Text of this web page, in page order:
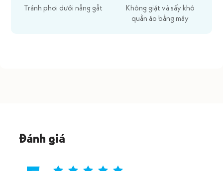
Tránh phơi dưới nắng gắt
Không giặt và sấy khô
quần áo bằng máy
Đánh giá